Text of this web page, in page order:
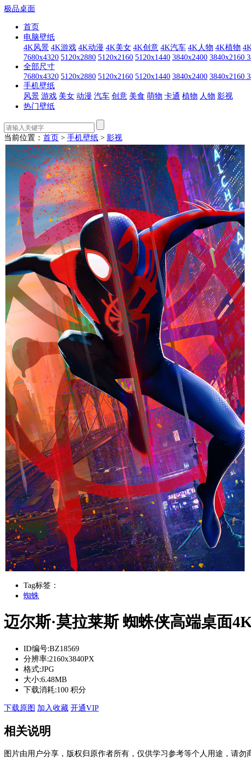
极品桌面
首页
电脑壁纸
4K风景 4K游戏 4K动漫 4K美女 4K创意 4K汽车 4K人物 4K植物
7680x4320 5120x2880 5120x2160 5120x1440 3840x2400 3840x2160
全部尺寸
7680x4320 5120x2880 5120x2160 5120x1440 3840x2400 3840x2160
手机壁纸
风景 游戏 美女 动漫 汽车 创意 美食 萌物 卡通 植物 人物 影视
热门壁纸
当前位置： 首页 > 手机壁纸 > 影视
Tag标签：
蜘蛛
迈尔斯·莫拉莱斯 蜘蛛侠高端桌面
ID编号:BZ18569
分辨率:2160x3840PX
格式:JPG
大小:6.48MB
下载消耗:100 积分
下载原图 加入收藏 开通VIP
相关说明
图片由用户分享，版权归原作者所有，仅供学习参考等个人用途，请